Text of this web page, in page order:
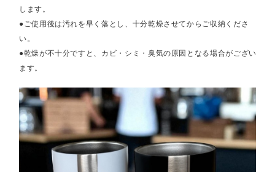
します。
●ご使用後は汚れを早く落とし、十分乾燥させてからご収納くださ
い。
●乾燥が不十分ですと、カビ・シミ・臭気の原因となる場合がござい
ます。